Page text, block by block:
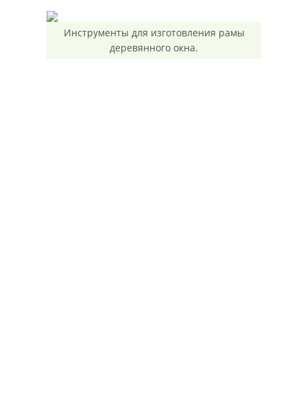
Инструменты для изготовления рамы
деревянного окна.